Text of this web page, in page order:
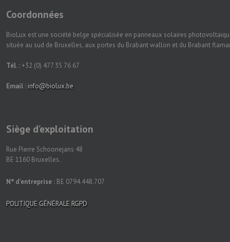
Coordonnées
BioLux est une société belge spécialisée en panneaux solaires
située au sud de Bruxelles, aux portes du Brabant wallon et du Brabant
Tél. :+32 (0) 477 35 76 67
Email : info@biolux.be
Siège d’exploitation
Rue Pierre Schoonejans 48
BE 1160 Bruxelles.
N° d’entreprise : BE 0794.448.707
POLITIQUE GÉNÉRALE RGPD